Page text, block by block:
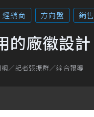
經銷商 方向盤 銷售
的廠徽設
／記者張振群／綜合報導